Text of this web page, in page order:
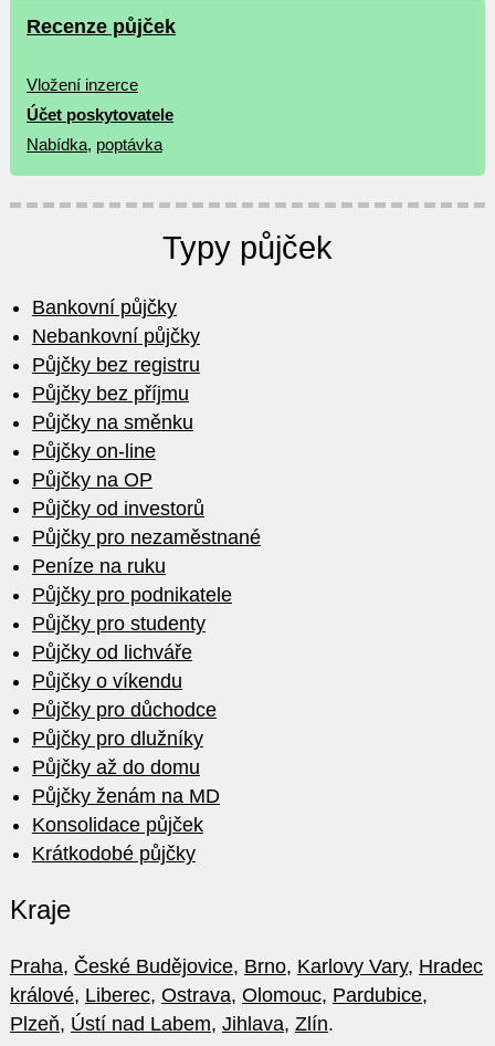
Recenze půjček
Vložení inzerce
Účet poskytovatele
Nabídka, poptávka
Typy půjček
Bankovní půjčky
Nebankovní půjčky
Půjčky bez registru
Půjčky bez příjmu
Půjčky na směnku
Půjčky on-line
Půjčky na OP
Půjčky od investorů
Půjčky pro nezaměstnané
Peníze na ruku
Půjčky pro podnikatele
Půjčky pro studenty
Půjčky od lichváře
Půjčky o víkendu
Půjčky pro důchodce
Půjčky pro dlužníky
Půjčky až do domu
Půjčky ženám na MD
Konsolidace půjček
Krátkodobé půjčky
Kraje
Praha, České Budějovice, Brno, Karlovy Vary, Hradec
králové, Liberec, Ostrava, Olomouc, Pardubice,
Plzeň, Ústí nad Labem, Jihlava, Zlín.